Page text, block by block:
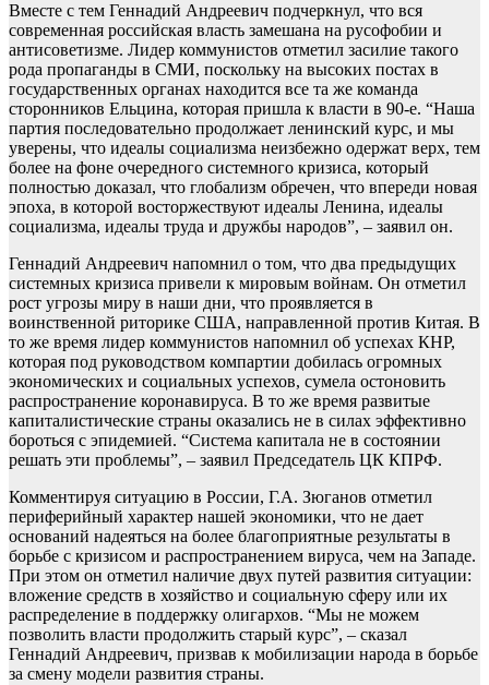
Вместе с тем Геннадий Андреевич подчеркнул, что вся
современная российская власть замешана на русофобии и
антисоветизме. Лидер коммунистов отметил засилие такого
рода пропаганды в СМИ, поскольку на высоких постах в
государственных органах находится все та же команда
сторонников Ельцина, которая пришла к власти в 90-е. “Наша
партия последовательно продолжает ленинский курс, и мы
уверены, что идеалы социализма неизбежно одержат верх, тем
более на фоне очередного системного кризиса, который
полностью доказал, что глобализм обречен, что впереди новая
эпоха, в которой восторжествуют идеалы Ленина, идеалы
социализма, идеалы труда и дружбы народов”, – заявил он.
Геннадий Андреевич напомнил о том, что два предыдущих
системных кризиса привели к мировым войнам. Он отметил
рост угрозы миру в наши дни, что проявляется в
воинственной риторике США, направленной против Китая. В
то же время лидер коммунистов напомнил об успехах КНР,
которая под руководством компартии добилась огромных
экономических и социальных успехов, сумела остоновить
распространение коронавируса. В то же время развитые
капиталистические страны оказались не в силах эффективно
бороться с эпидемией. “Система капитала не в состоянии
решать эти проблемы”, – заявил Председатель ЦК КПРФ.
Комментируя ситуацию в России, Г.А. Зюганов отметил
периферийный характер нашей экономики, что не дает
оснований надеяться на более благоприятные результаты в
борьбе с кризисом и распространением вируса, чем на Западе.
При этом он отметил наличие двух путей развития ситуации:
вложение средств в хозяйство и социальную сферу или их
распределение в поддержку олигархов. “Мы не можем
позволить власти продолжить старый курс”, – сказал
Геннадий Андреевич, призвав к мобилизации народа в борьбе
за смену модели развития страны.